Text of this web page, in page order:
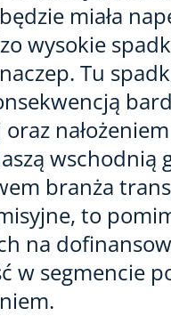
miała
wysokie
Tu
wschodnią
branża
to
na
w segmencie